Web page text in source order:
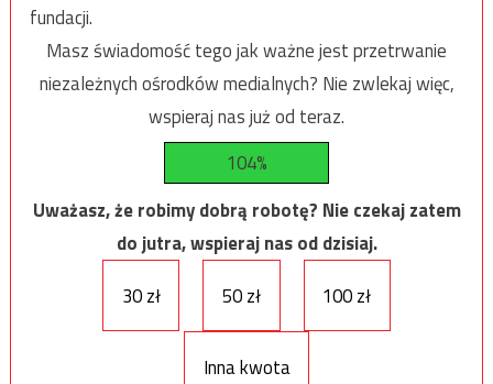
fundacji.
Masz świadomość tego jak ważne jest przetrwanie
niezależnych ośrodków medialnych? Nie zwlekaj więc,
wspieraj nas już od teraz.
104%
Uważasz, że robimy dobrą robotę? Nie czekaj zatem
do jutra, wspieraj nas od dzisiaj.
30 zł
50 zł 100 zł
Inna kwota